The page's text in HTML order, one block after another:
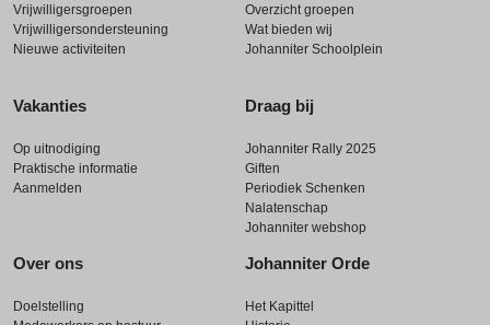
Vrijwilligersgroepen
Vrijwilligersondersteuning
Nieuwe activiteiten
Vakanties
Op uitnodiging
Praktische informatie
Aanmelden
Overzicht groepen
Wat bieden wij
Johanniter Schoolplein
Draag bij
Johanniter Rally 2025
Giften
Periodiek Schenken
Nalatenschap
Johanniter webshop
Over ons
Doelstelling
Johanniter Orde
Het Kapittel